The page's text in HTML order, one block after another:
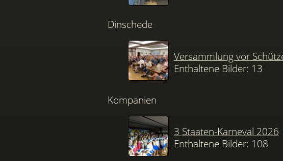
Dinschede
Versammlung vor
Enthaltene Bilder: 13
Kompanien
3 Staaten-Karneval 2026
Enthaltene Bilder: 108